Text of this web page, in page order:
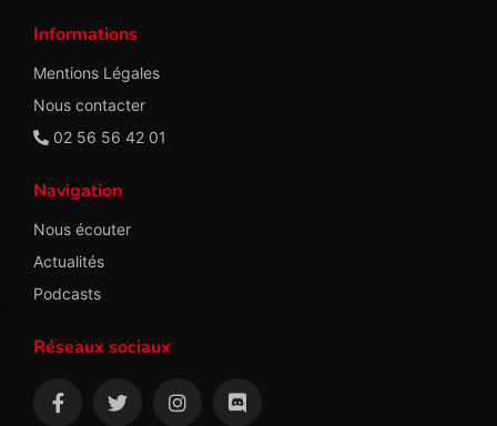
Informations
Mentions Légales
Nous contacter
02 56 56 42 01
Navigation
Nous écouter
Actualités
Podcasts
Réseaux sociaux